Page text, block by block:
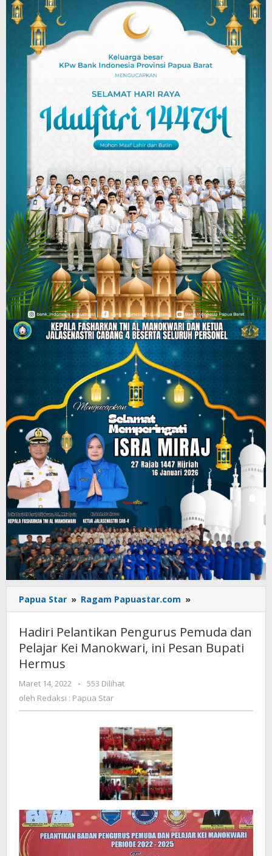
Papua Star » Ragam Papuastar.com »
Pelantikan
Pemuda
dan
Pesan
Hadiri Pelantikan Pengurus Pemuda dan
Pelajar Kei Manokwari, ini Pesan Bupati
Hermus
Maret 14, 2022
oleh
Redaksi
-
553 Dilihat
oleh Redaksi : Papua Star